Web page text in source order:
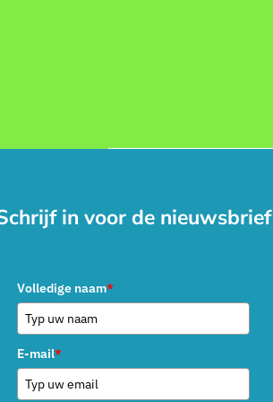
in voor de nieuwsbrief
Volledige naam*
E-mail*